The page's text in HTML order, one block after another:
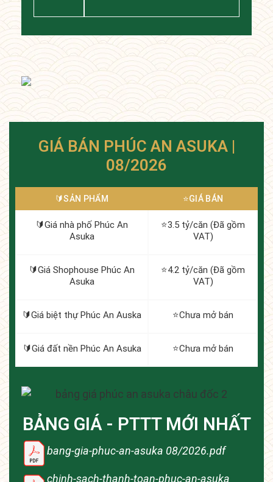
GIÁ BÁN PHÚC AN ASUKA |
08/2026
🔰️SẢN PHẨM ⭐️GIÁ BÁN
🔰️Giá nhà phố Phúc An
Asuka
⭐️3.5 tỷ/căn (Đã gồm
VAT)
🔰️Giá Shophouse Phúc An
Asuka
⭐️4.2 tỷ/căn (Đã gồm
VAT)
🔰️Giá biệt thự Phúc An Auska ⭐️Chưa mở bán
🔰️Giá đất nền Phúc An Asuka ⭐️Chưa mở bán
BẢNG GIÁ - PTTT MỚI NHẤT
bang-gia-phuc-an-asuka 08/2026.pdf
chinh-sach-thanh-toan-phuc-an-asuka